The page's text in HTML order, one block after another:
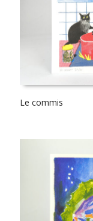
Le commis